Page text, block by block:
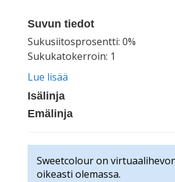
Suvun tiedot
Sukusiitosprosentti: 0%
Sukukatokerroin: 1
Lue lisää
Isälinja
Emälinja
Sweetcolour on
oikeasti olemassa.